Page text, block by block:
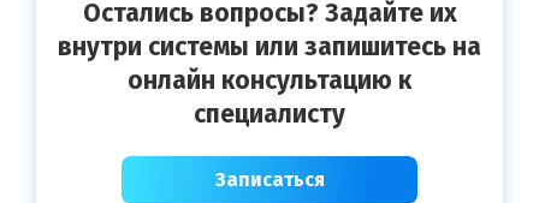
Остались вопросы? Задайте их
внутри системы или запишитесь на
онлайн консультацию к
специалисту
Записаться